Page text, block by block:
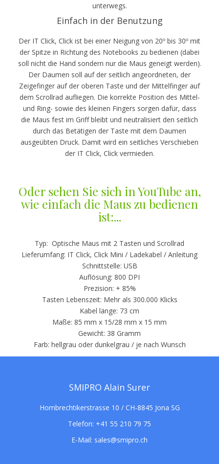
unterwegs.
Einfach in der Benutzung
Der IT Click, Click ist bei einer Neigung von 20º bis 30º mit
der Spitze in Richtung des Notebooks zu bedienen (dabei
soll nicht die Hand sondern nur die Maus geneigt werden).
Der Daumen soll auf der seitlich angeordneten, der
Zeigefinger auf der oberen Taste und der Mittelfinger auf
dem Scrollrad aufliegen. Die korrekte Position des Mittel-
und Ring- sowie des kleinen Fingers sorgen dafür, dass
die Maus fest im Griff bleibt und neutralisiert den seitlich
durch das Betätigen der Taste mit dem Daumen
ausgeübten Druck. Damit wird ein seitliches Verschieben
der IT Click, Click vermieden.
Oder sehen Sie sich in YouTube an,
wie einfach die Maus zu bedienen
ist:...
Typ: Optische Maus mit 2 Tasten und Scrollrad
Lieferumfang: IT Click, Click Mini / Ladekabel / Anleitung
Schnittstelle: USB
Auflösung: 800 DPI
Prezision: + 85%
Tasten Lebenszeit: Mehr als 300.000 Klicks
Kabel länge: 73 cm
Maße: 85 mm x 15/28 mm x 15 mm
Gewicht: 38 Gramm
Farb: hellgrau oder dunkelgrau / je nach Wunsch
SMIPRO Alain Surer
Hombrechtikerstrasse 10 / CH-8845 Jona SG
Telefon: +41 55 210 79 75
E-Mail: sales@smipro.ch